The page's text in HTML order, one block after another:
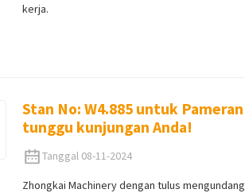
kerja.
Stan No: W4.885 untuk
tunggu kunjungan Anda!
Tanggal 08-11-2024
Zhongkai Machinery dengan tulus